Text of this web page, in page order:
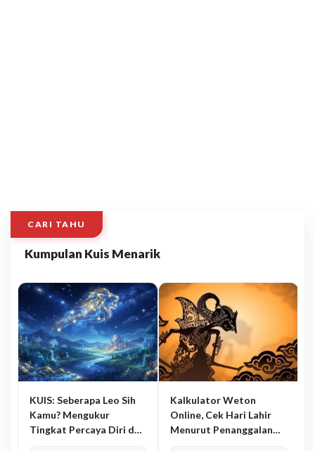
CARI TAHU
Kumpulan Kuis Menarik
KUIS: Seberapa Leo Sih
Kamu? Mengukur
Tingkat Percaya Diri dan
Kalkulator Weton
Online, Cek Hari Lahir
Menurut Penanggalan